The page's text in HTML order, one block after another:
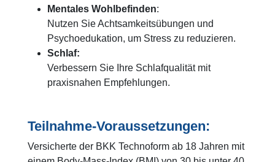
Mentales Wohlbefinden:
Nutzen Sie Achtsamkeitsübungen und
Psychoedukation, um Stress zu reduzieren.
Schlaf:
Verbessern Sie Ihre Schlafqualität mit
praxisnahen Empfehlungen.
Teilnahme-Voraussetzungen:
Versicherte der BKK Technoform ab 18 Jahren mit